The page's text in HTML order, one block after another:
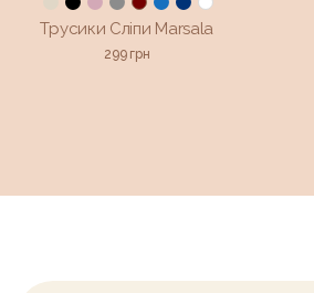
Трусики Сліпи Marsala
299 грн